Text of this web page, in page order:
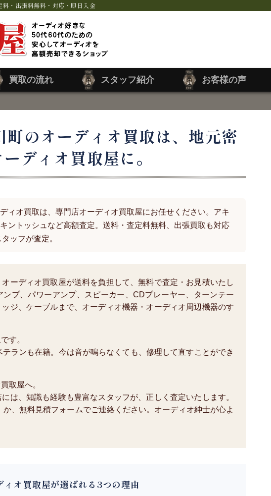
・出張料無料・対応・即日入金
買取の流れ スタッフ紹介 お客様の声
町のオーディオ買取は、地元密
ディオ買取屋に。
ィオ買取は、専門店オーディオ買取屋にお任せください。アキ
ントッシュなど高額査定。送料・査定料無料、出張買取も対応
ッフが査定。
ーディオ買取屋が送料を負担して、無料で査定・お見積いたし
ンプ、パワーアンプ、スピーカー、CDプレーヤー、ターンテー
ジ、ケーブルまで、オーディオ機器・オーディオ周辺機器のす
す。
ランも在籍。今は音が鳴らなくても、修理して直すことができ
取屋へ。
は、知識も経験も豊富なスタッフが、正しく査定いたします。
、無料見積フォームでご連絡ください。オーディオ紳士が心よ
ィオ買取屋が選ばれる3つの理由